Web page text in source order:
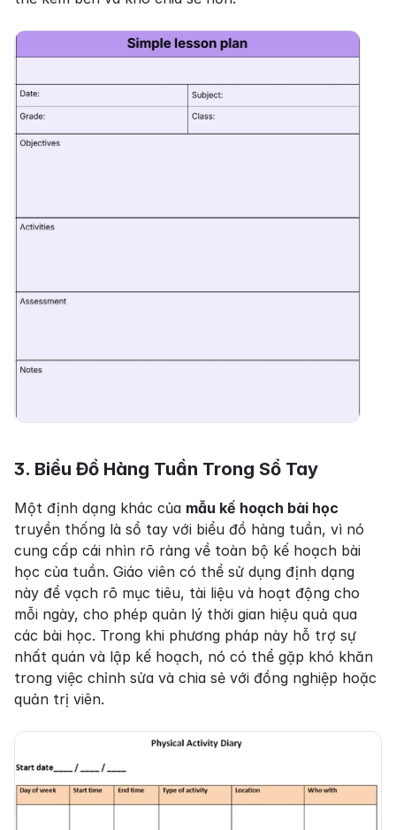
3. Biểu Đồ Hàng Tuần Trong Sổ Tay
Một định dạng khác của mẫu kế hoạch bài học
truyền thống là sổ tay với biểu đồ hàng tuần, vì nó
cung cấp cái nhìn rõ ràng về toàn bộ kế hoạch bài
học của tuần. Giáo viên có thể sử dụng định dạng
này để vạch rõ mục tiêu, tài liệu và hoạt động cho
mỗi ngày, cho phép quản lý thời gian hiệu quả qua
các bài học. Trong khi phương pháp này hỗ trợ sự
nhất quán và lập kế hoạch, nó có thể gặp khó khăn
trong việc chỉnh sửa và chia sẻ với đồng nghiệp hoặc
quản trị viên.